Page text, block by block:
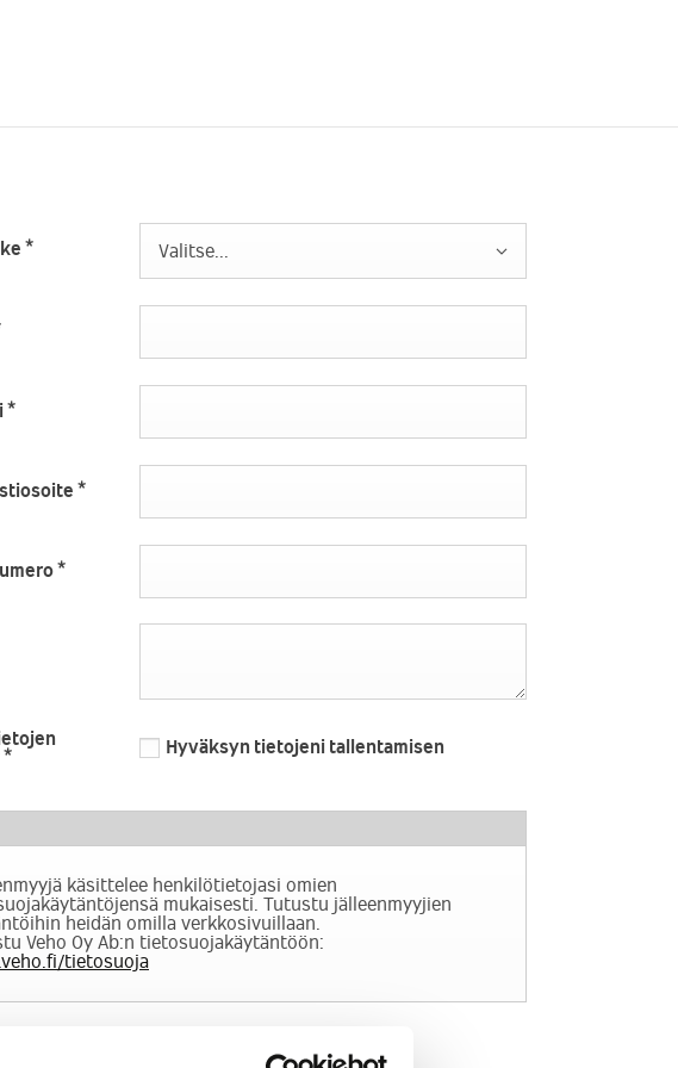
* Valitse...
*
*
*
*
Hyväksyn tietojeni tallentamisen
käsittelee henkilötietojasi omien
mukaisesti. Tutustu jälleenmyyjien
heidän omilla verkkosivuillaan.
Veho Oy Ab:n tietosuojakäytäntöön:
tietosuoja